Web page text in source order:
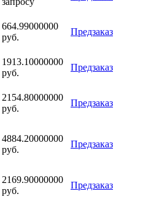
664.99000000
руб.
Предзаказ
1913.10000000
руб.
Предзаказ
2154.80000000
руб.
Предзаказ
4884.20000000
руб.
Предзаказ
2169.90000000
руб.
Предзаказ